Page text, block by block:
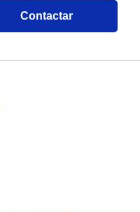
Contactar